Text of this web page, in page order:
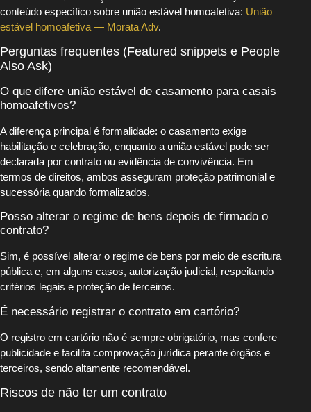
conteúdo específico sobre união estável homoafetiva: União
estável homoafetiva — Morata Adv.
Perguntas frequentes (Featured snippets e People
Also Ask)
O que difere união estável de casamento para casais
homoafetivos?
A diferença principal é formalidade: o casamento exige
habilitação e celebração, enquanto a união estável pode ser
declarada por contrato ou evidência de convivência. Em
termos de direitos, ambos asseguram proteção patrimonial e
sucessória quando formalizados.
Posso alterar o regime de bens depois de firmado o
contrato?
Sim, é possível alterar o regime de bens por meio de escritura
pública e, em alguns casos, autorização judicial, respeitando
critérios legais e proteção de terceiros.
É necessário registrar o contrato em cartório?
O registro em cartório não é sempre obrigatório, mas confere
publicidade e facilita comprovação jurídica perante órgãos e
terceiros, sendo altamente recomendável.
Riscos de não ter um contrato